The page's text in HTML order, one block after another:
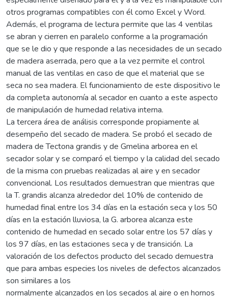
otros programas compatibles con él como Excel y Word.
Además, el programa de lectura permite que las 4 ventilas
se abran y cierren en paralelo conforme a la programación
que se le dio y que responde a las necesidades de un secado
de madera aserrada, pero que a la vez permite el control
manual de las ventilas en caso de que el material que se
seca no sea madera. El funcionamiento de este dispositivo le
da completa autonomía al secador en cuanto a este aspecto
de manipulación de humedad relativa interna.
La tercera área de análisis corresponde propiamente al
desempeño del secado de madera. Se probó el secado de
madera de Tectona grandis y de Gmelina arborea en el
secador solar y se comparó el tiempo y la calidad del secado
de la misma con pruebas realizadas al aire y en secador
convencional. Los resultados demuestran que mientras que
la T. grandis alcanza alrededor del 10% de contenido de
humedad final entre los 34 días en la estación seca y los 50
días en la estación lluviosa, la G. arborea alcanza este
contenido de humedad en secado solar entre los 57 días y
los 97 días, en las estaciones seca y de transición. La
valoración de los defectos producto del secado demuestra
que para ambas especies los niveles de defectos alcanzados
son similares a los
normalmente alcanzados en los secados al aire o en hornos